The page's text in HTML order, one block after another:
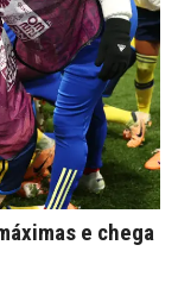
e chega